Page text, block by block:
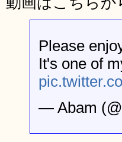
Please
It's one of
— Abam